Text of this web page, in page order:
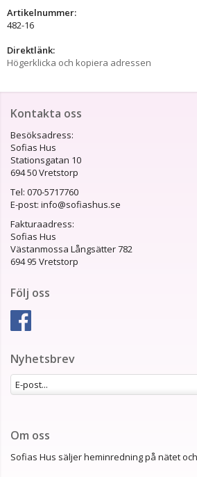
Artikelnummer:
482-16
Direktlänk:
Högerklicka och kopiera adressen
Kontakta oss
Besöksadress:
Sofias Hus
Stationsgatan 10
694 50 Vretstorp
Tel: 070-5717760
E-post: info@sofiashus.se
Fakturaadress:
Sofias Hus
Västanmossa Långsätter 782
694 95 Vretstorp
Följ oss
Nyhetsbrev
Om oss
Sofias Hus säljer heminredning på nätet